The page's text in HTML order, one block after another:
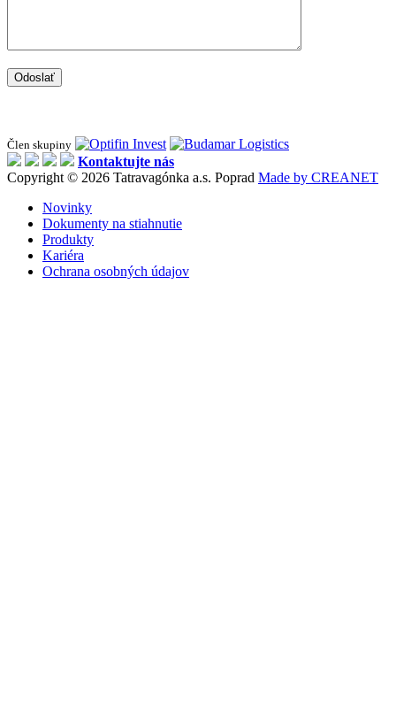
Odoslať
Člen skupiny
Kontaktujte nás
Copyright © 2026 Tatravagónka a.s. Poprad Made by CREANET
Novinky
Dokumenty na stiahnutie
Produkty
Kariéra
Ochrana osobných údajov